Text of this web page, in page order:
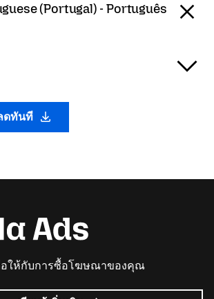
(Portugal) - Português
ดทันที
อให้กับการซื้อโฆษณาของคุณ